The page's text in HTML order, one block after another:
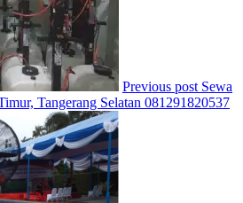
Previous post Sewa
Tangerang Selatan 081291820537